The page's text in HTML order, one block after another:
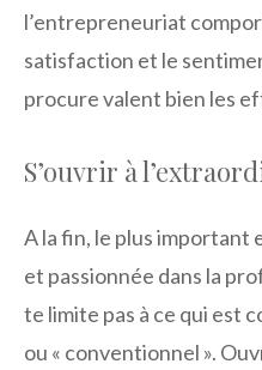
l’entrepreneuriat
satisfaction et le
procure valent bien les
S’ouvrir à
A la fin, le plus important
et passionnée dans la
te limite pas à ce qui est
ou « conventionnel ».